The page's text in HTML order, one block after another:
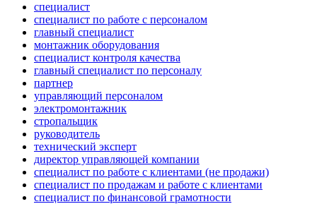
специалист
специалист по работе с персоналом
главный специалист
монтажник оборудования
специалист контроля качества
главный специалист по персоналу
партнер
управляющий персоналом
электромонтажник
стропальщик
руководитель
технический эксперт
директор управляющей компании
специалист по работе с клиентами (не продажи)
специалист по продажам и работе с клиентами
специалист по финансовой грамотности